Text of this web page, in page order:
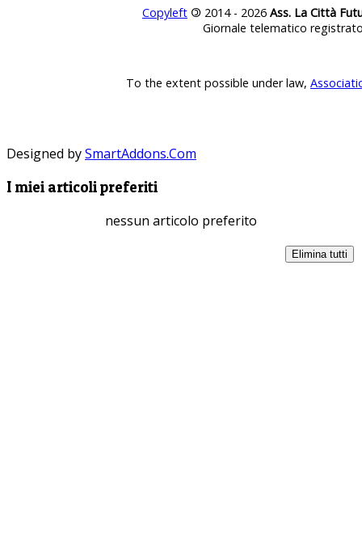
Copyleft © 2014 - 2026 Ass. La Città
Giornale telematico
To the extent possible under law,
Designed bySmartAddons.Com
I miei articoli preferiti
nessun articolo preferito